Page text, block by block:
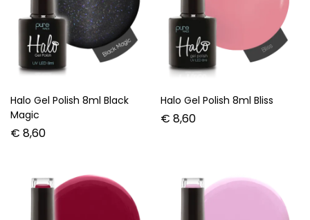
Halo Gel Polish 8ml Black
Magic
€ 8,60
Halo Gel Polish 8ml Bliss
€ 8,60